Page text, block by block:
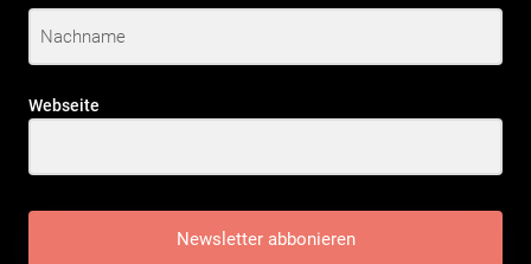
Webseite
Newsletter abbonieren